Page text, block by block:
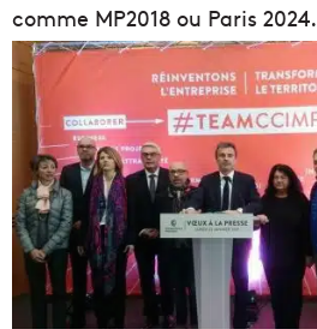
comme MP2018 ou Paris 2024.